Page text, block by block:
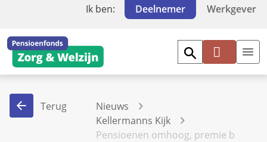
Ik ben: Deelnemer Werkgever
Mi
Terug
Nieuws
Kellermanns Kijk
Pensioenen omhoog, premie blijft